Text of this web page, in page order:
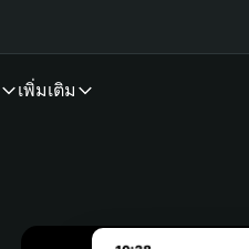
เพิ่มเติม